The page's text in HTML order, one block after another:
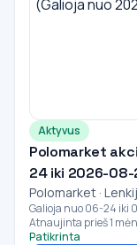
Aktyvus
Polomarket
24 iki 2026-08-
Polomarket ·
Galioja nuo 06-24 iki
Atnaujinta prieš 1
Patikrinta